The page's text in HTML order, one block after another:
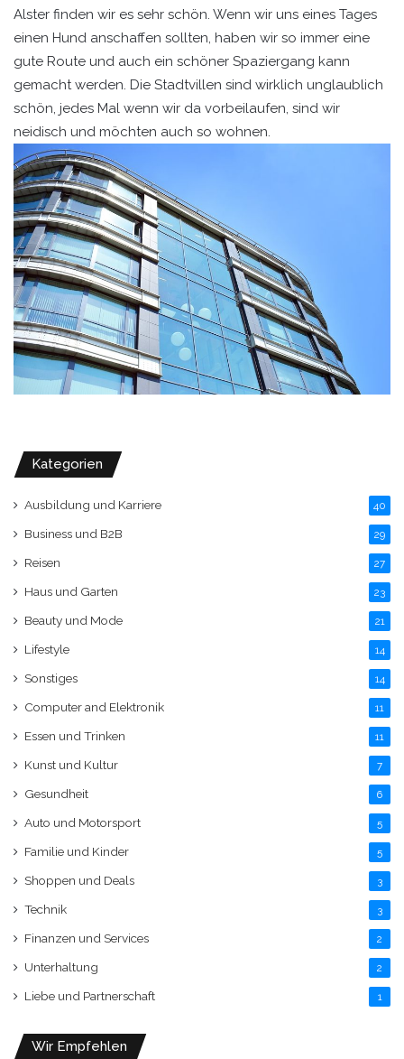
Alster finden wir es sehr schön. Wenn wir uns eines Tages
einen Hund anschaffen sollten, haben wir so immer eine
gute Route und auch ein schöner Spaziergang kann
gemacht werden. Die Stadtvillen sind wirklich unglaublich
schön, jedes Mal wenn wir da vorbeilaufen, sind wir
neidisch und möchten auch so wohnen.
Kategorien
Ausbildung und Karriere 40
Business und B2B 29
Reisen 27
Haus und Garten 23
Beauty und Mode 21
Lifestyle 14
Sonstiges 14
Computer and Elektronik 11
Essen und Trinken 11
Kunst und Kultur 7
Gesundheit 6
Auto und Motorsport 5
Familie und Kinder 5
Shoppen und Deals 3
Technik 3
Finanzen und Services 2
Unterhaltung 2
Liebe und Partnerschaft 1
Wir Empfehlen